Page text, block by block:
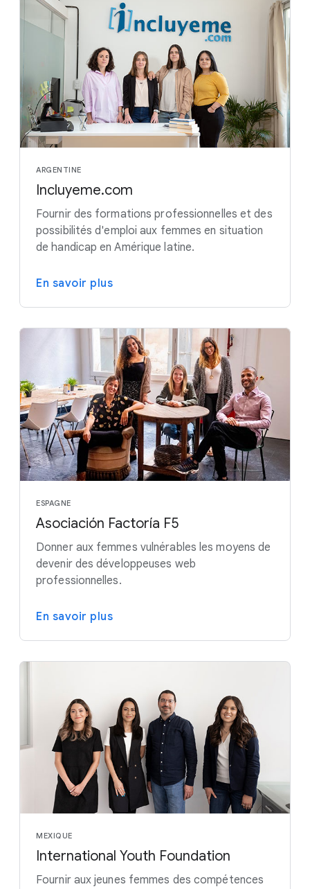
ARGENTINE
Incluyeme.com
Fournir des formations professionnelles et des
possibilités d'emploi aux femmes en situation
de handicap en Amérique latine.
En savoir plus
ESPAGNE
Asociación Factoría F5
Donner aux femmes vulnérables les moyens de
devenir des développeuses web
professionnelles.
En savoir plus
MEXIQUE
International Youth Foundation
Fournir aux jeunes femmes des compétences